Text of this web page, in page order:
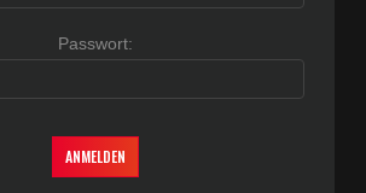
Passwort:
Passwort